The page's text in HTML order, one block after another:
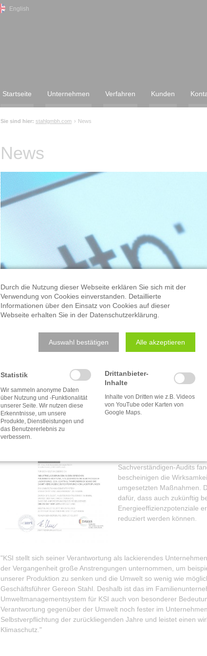
Startseite Unternehmen Verfahren Kunden
English
Sie sind hier: stahlgmbh.com News
News
Zertifizierung nach DIN
Die Klaus Stahl
erfolgreich zertifiziert
Sachverständigen-Audits
bescheinigen die
umgesetzten Maßnahmen.
dafür, dass auch zukünftig
Energieeffizienzpotenziale
reduziert werden können.
"KSI stellt sich seiner Verantwortung als lackierendes
der Vergangenheit große Anstrengungen unternommen, um
unserer Produktion zu senken und die Umwelt so wenig wie
Geschäftsführer Gereon Stahl. Deshalb ist das im
Umweltmanagementsystem für KSI auch von besonderer
Verantwortung gegenüber der Umwelt noch fester im
Selbstverpflichtung der zurückliegenden Jahre und leistet einen
Klimaschutz."
Durch die Nutzung dieser Webseite erklären Sie sich mit der
Verwendung von Cookies einverstanden. Detaillierte
Informationen über den Einsatz von Cookies auf dieser
Webseite erhalten Sie in der Datenschutzerklärung.
Auswahl bestätigen Alle akzeptieren
Statistik
Wir sammeln anonyme Daten
über Nutzung und -Funktionalität
unserer Seite. Wir nutzen diese
Erkenntnisse, um unsere
Produkte, Dienstleistungen und
das Benutzererlebnis zu
verbessern.
Drittanbieter-
Inhalte
Inhalte von Dritten wie z.B. Videos
von YouTube oder Karten von
Google Maps.